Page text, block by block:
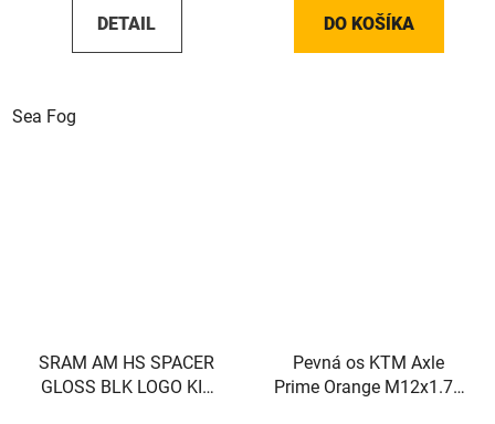
DETAIL
Sea Fog
DO KOŠÍKA
SRAM AM HS SPACER
GLOSS BLK LOGO KIT
Pevná os KTM Axle
Prime Orange M12x1.75